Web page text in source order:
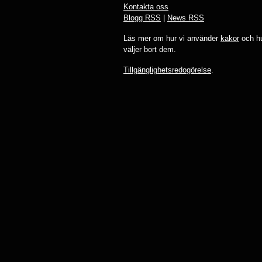
Kontakta oss
Blogg RSS
News RSS
Läs mer om hur vi använder kakoroch
väljer bort dem.
Tillgänglighetsredogörelse.